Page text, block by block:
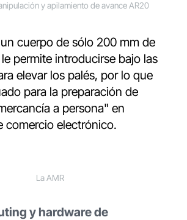
y apilamiento de avance AR20
cuerpo de sólo 200 mm de
permite introducirse bajo las
elevar los palés, por lo que
para la preparación de
a persona" en
comercio electrónico.
La AMR
y hardware de